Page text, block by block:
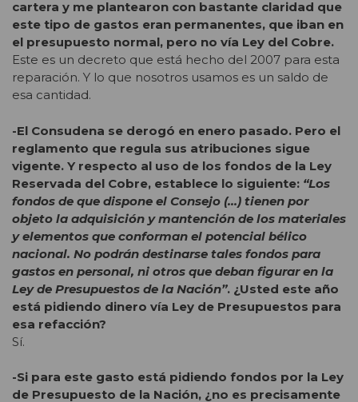
cartera y me plantearon con bastante claridad que
este tipo de gastos eran permanentes, que iban en
el presupuesto normal, pero no vía Ley del Cobre.
Este es un decreto que está hecho del 2007 para esta
reparación. Y lo que nosotros usamos es un saldo de
esa cantidad.
-El Consudena se derogó en enero pasado. Pero el
reglamento que regula sus atribuciones sigue
vigente. Y respecto al uso de los fondos de la Ley
Reservada del Cobre, establece lo siguiente: “Los
fondos de que dispone el Consejo (…) tienen por
objeto la adquisición y mantención de los materiales
y elementos que conforman el potencial bélico
nacional. No podrán destinarse tales fondos para
gastos en personal, ni otros que deban figurar en la
Ley de Presupuestos de la Nación”. ¿Usted este año
está pidiendo dinero vía Ley de Presupuestos para
esa refacción?
Sí.
-Si para este gasto está pidiendo fondos por la Ley
de Presupuesto de la Nación, ¿no es precisamente